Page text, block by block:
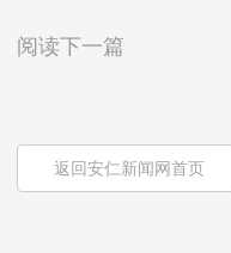
阅读下一篇
返回安仁新闻网首页